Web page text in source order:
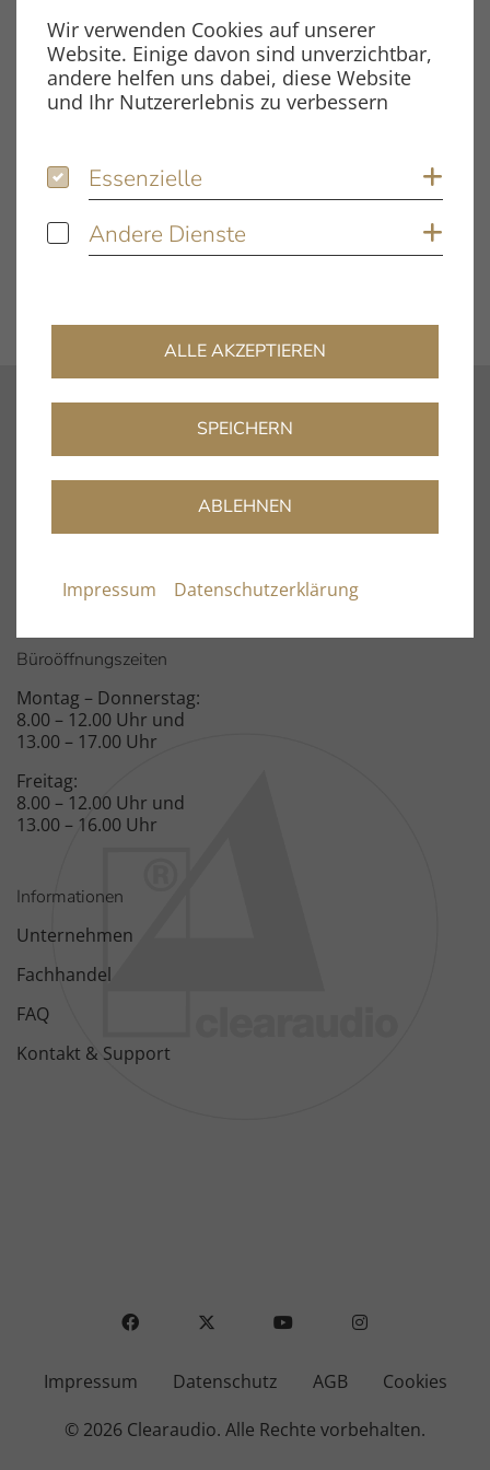
Dateigröße
1.50 MB
Testbericht Tracer
DOWNLOAD
Fon: +49 9131 – 40300100
91054 Erlangen
Büroöffnungszeiten
Montag – Donnerstag:
8.00 – 12.00 Uhr und
13.00 – 17.00 Uhr
Freitag:
8.00 – 12.00 Uhr und
13.00 – 16.00 Uhr
Informationen
Unternehmen
Fachhandel
FAQ
Kontakt & Support
FACEBOOK
X YOUTUBEINSTAGRAM
Impressum Datenschutz AGB
Cookies
© 2026 Clearaudio. Alle Rechte vorbehalten.
Wir verwenden Cookies auf unserer
Website. Einige davon sind unverzichtbar,
andere helfen uns dabei, diese Website
und Ihr Nutzererlebnis zu verbessern
Essenzielle
Essenzielle
Andere Dienste
Andere Dienste
ALLE AKZEPTIEREN
SPEICHERN
ABLEHNEN
Impressum Datenschutzerklärung